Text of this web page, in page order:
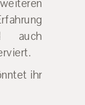
auch
ihr